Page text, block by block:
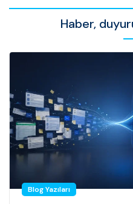
Haber,
Blog Yazıları